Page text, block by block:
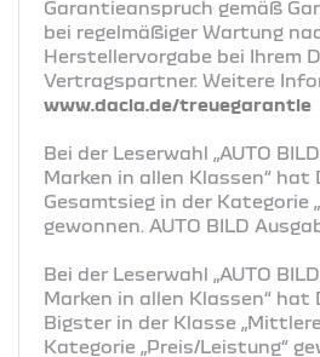
Garantieanspruch gemäß
bei regelmäßiger Wartung
Herstellervorgabe bei Ihrem
Vertragspartner. Weitere
www.dacia.de/treuegarantie
Bei der Leserwahl „AUTO
Marken in allen Klassen“ hat
Gesamtsieg in der Kategorie
gewonnen. AUTO BILD
Bei der Leserwahl „AUTO
Marken in allen Klassen“ hat
Bigster in der Klasse
Kategorie „Preis/Leistung“